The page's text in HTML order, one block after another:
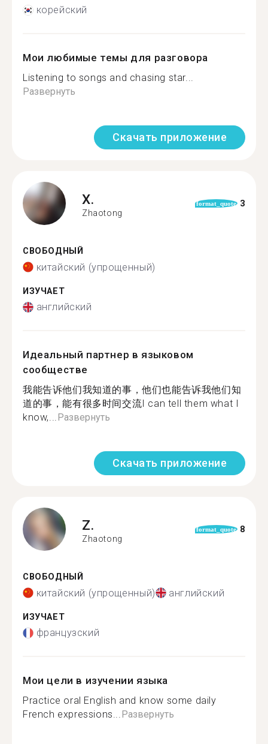
корейский
Мои любимые темы для разговора
Listening to songs and chasing star...
Развернуть
Скачать приложение
X.
Zhaotong
format_quote 3
СВОБОДНЫЙ
китайский (упрощенный)
ИЗУЧАЕТ
английский
Идеальный партнер в языковом
сообществе
我能告诉他们我知道的事，他们也能告诉我他们知
道的事，能有很多时间交流I can tell them what I
know,...Развернуть
Скачать приложение
Z.
Zhaotong
format_quote 8
СВОБОДНЫЙ
китайский (упрощенный) английский
ИЗУЧАЕТ
французский
Мои цели в изучении языка
Practice oral English and know some daily
French expressions...Развернуть